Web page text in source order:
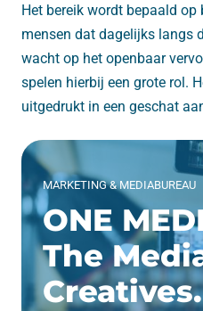
Het bereik wordt bepaald
mensen dat dagelijks langs
wacht op het openbaar
spelen hierbij een grote rol.
uitgedrukt in een geschat
MARKETING & MEDIABUREAU
ONE
The
Creatives.